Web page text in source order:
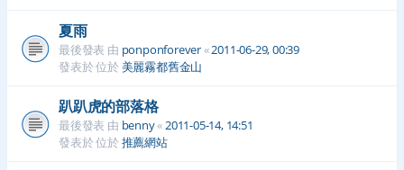
夏雨
最後發表 由 ponponforever«2011-06-29, 00:39
發表於 位於 美麗霧都舊金山
趴趴虎的部落格
最後發表 由 benny« 2011-05-14, 14:51
發表於 位於 推薦網站